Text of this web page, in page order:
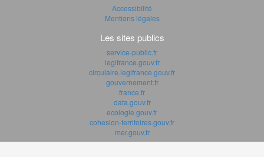
Accessibilité
Mentions légales
Les sites publics
service-public.fr
legifrance.gouv.fr
circulaire.legifrance.gouv.fr
gouvernement.fr
france.fr
data.gouv.fr
ecologie.gouv.fr
cohesion-territoires.gouv.fr
mer.gouv.fr